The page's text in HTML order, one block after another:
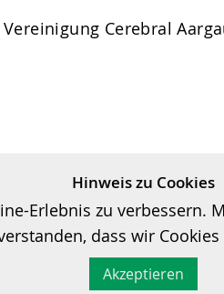
Cerebral
Woher Was hier Wohin
Hinweis zu Cookies
Erlebnis zu
dass wir